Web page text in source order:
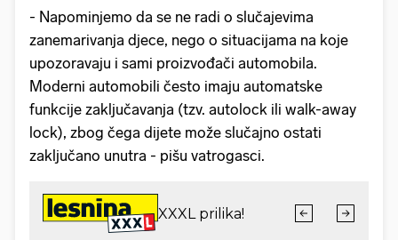
- Napominjemo da se ne radi o slučajevima
zanemarivanja djece, nego o situacijama na koje
upozoravaju i sami proizvođači automobila.
Moderni automobili često imaju automatske
funkcije zaključavanja (tzv. autolock ili walk-away
lock), zbog čega dijete može slučajno ostati
zaključano unutra - pišu vatrogasci.